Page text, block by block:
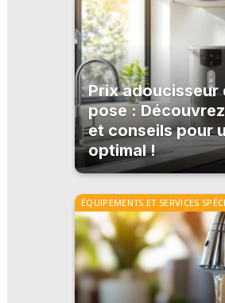
Prix adoucisseur
pose :
et conseils pour
optimal !
ÉQUIPEMENTS ET SERVICES